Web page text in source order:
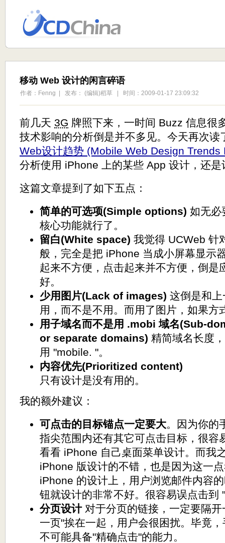
移动 Web 设计的闲言碎语
作者：Fenng | 发布： (编辑)稻草 | 时间：2009-01-17 23:09:32
前几天 3G 牌照下来，一时间 Buzz 信息很
技术影响的分析倒是并不多见。今天再次
Web设计趋势 (Mobile Web Design Trends
分析使用 iPhone 上的某些 App 设计，还是
这篇文章提到了如下五点：
简单的可选项(Simple options) 如无必
核心功能就行了。
留白(White space) 我觉得 UCWeb 针
般，完全是把 iPhone 当成小屏幕显示
起来不方便，点击起来并不方便，倒是
好。
少用图片(Lack of images) 这倒是和
用，而不是不用。而用了图片，如果方
用子域名而不是用 .mobi 域名(Sub-
or separate domains) 精简域名长度
用 "mobile. "。
内容优先(Prioritized content)
只有设计是没有用的。
我的额外建议：
可点击的目标锚点一定要大。因为你的
指尖范围内还有其它可点击目标，很容
看看 iPhone 自己桌面菜单设计。而我
iPhone 版设计的不错，也是因为这一
iPhone 的设计上，用户浏览邮件内容
钮就设计的非常不好。很容易误点击到
分页设计对于分页的链接，一定要隔开
一页"挨在一起，用户会很困扰。毕竟
不可能具备"精确点击"的能力。